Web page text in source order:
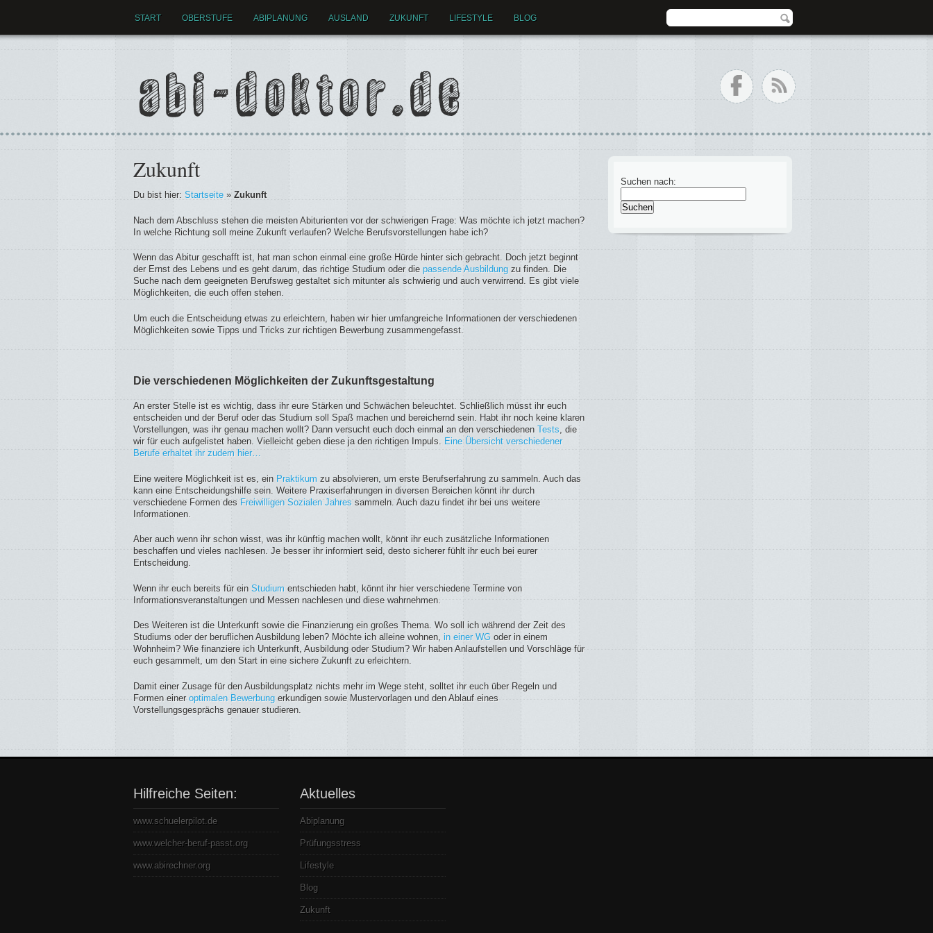
START OBERSTUFE ABIPLANUNG AUSLAND ZUKUNFT LIFESTYLE BLOG
Zukunft
Du bist hier: Startseite » Zukunft
Nach dem Abschluss stehen die meisten Abiturienten vor der schwierigen Frage: Was möchte ich jetzt machen?
In welche Richtung soll meine Zukunft verlaufen? Welche Berufsvorstellungen habe ich?
Wenn das Abitur geschafft ist, hat man schon einmal eine große Hürde hinter sich gebracht. Doch jetzt beginnt
der Ernst des Lebens und es geht darum, das richtige Studium oder die passende Ausbildung zu finden. Die
Suche nach dem geeigneten Berufsweg gestaltet sich mitunter als schwierig und auch verwirrend. Es gibt viele
Möglichkeiten, die euch offen stehen.
Um euch die Entscheidung etwas zu erleichtern, haben wir hier umfangreiche Informationen der verschiedenen
Möglichkeiten sowie Tipps und Tricks zur richtigen Bewerbung zusammengefasst.
Die verschiedenen Möglichkeiten der Zukunftsgestaltung
An erster Stelle ist es wichtig, dass ihr eure Stärken und Schwächen beleuchtet. Schließlich müsst ihr euch
entscheiden und der Beruf oder das Studium soll Spaß machen und bereichernd sein. Habt ihr noch keine klaren
Vorstellungen, was ihr genau machen wollt? Dann versucht euch doch einmal an den verschiedenen Tests, die
wir für euch aufgelistet haben. Vielleicht geben diese ja den richtigen Impuls. Eine Übersicht verschiedener
Berufe erhaltet ihr zudem hier…
Eine weitere Möglichkeit ist es, ein Praktikum zu absolvieren, um erste Berufserfahrung zu sammeln. Auch das
kann eine Entscheidungshilfe sein. Weitere Praxiserfahrungen in diversen Bereichen könnt ihr durch
verschiedene Formen des Freiwilligen Sozialen Jahres sammeln. Auch dazu findet ihr bei uns weitere
Informationen.
Aber auch wenn ihr schon wisst, was ihr künftig machen wollt, könnt ihr euch zusätzliche Informationen
beschaffen und vieles nachlesen. Je besser ihr informiert seid, desto sicherer fühlt ihr euch bei eurer
Entscheidung.
Wenn ihr euch bereits für ein Studium entschieden habt, könnt ihr hier verschiedene Termine von
Informationsveranstaltungen und Messen nachlesen und diese wahrnehmen.
Des Weiteren ist die Unterkunft sowie die Finanzierung ein großes Thema. Wo soll ich während der Zeit des
Studiums oder der beruflichen Ausbildung leben? Möchte ich alleine wohnen, in einer WG oder in einem
Wohnheim? Wie finanziere ich Unterkunft, Ausbildung oder Studium? Wir haben Anlaufstellen und Vorschläge für
euch gesammelt, um den Start in eine sichere Zukunft zu erleichtern.
Damit einer Zusage für den Ausbildungsplatz nichts mehr im Wege steht, solltet ihr euch über Regeln und
Formen einer optimalen Bewerbung erkundigen sowie Mustervorlagen und den Ablauf eines
Vorstellungsgesprächs genauer studieren.
Suchen nach:
Hilfreiche Seiten:
www.schuelerpilot.de
www.welcher-beruf-passt.org
www.abirechner.org
Aktuelles
Abiplanung
Prüfungsstress
Lifestyle
Blog
Zukunft